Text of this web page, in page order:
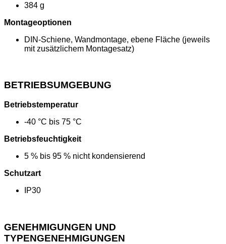
384 g
Montageoptionen
DIN-Schiene, Wandmontage, ebene Fläche (jeweils
mit zusätzlichem Montagesatz)
BETRIEBSUMGEBUNG
Betriebstemperatur
-40 °C bis 75 °C
Betriebsfeuchtigkeit
5 % bis 95 % nicht kondensierend
Schutzart
IP30
GENEHMIGUNGEN UND
TYPENGENEHMIGUNGEN